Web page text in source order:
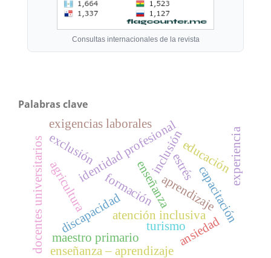
Consultas internacionales de la revista
Palabras clave
formación
atención inclusiva
identidad profesional
enseñanzaaprendizaje
inclusión
exclusión
discapacidad capacitación
estrés
ansiedad
exigencias laborales
docentes universitarios maestro primario
agricultura
turismo
educación
enseñanza – aprendizaje
experiencia